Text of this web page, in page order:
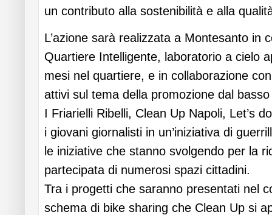
un contributo alla sostenibilità e alla
L’azione sarà realizzata a Montesanto in
Quartiere Intelligente, laboratorio a cielo
mesi nel quartiere, e in collaborazione
attivi sul tema della promozione dal
I Friarielli Ribelli, Clean Up Napoli, Let’s
i giovani giornalisti in un’iniziativa di
le iniziative che stanno svolgendo per la
partecipata di numerosi spazi cittadini.
Tra i progetti che saranno presentati nel
schema di bike sharing che Clean Up si